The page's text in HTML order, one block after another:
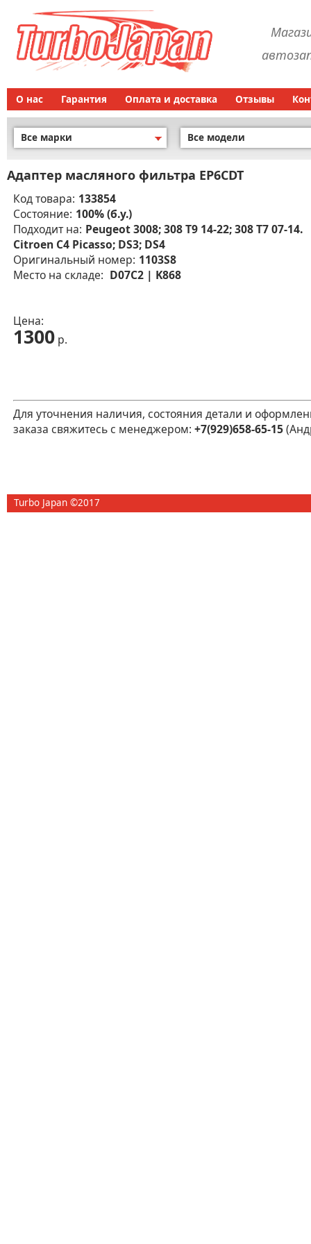
О нас Гарантия Оплата и доставка Отзывы
Все марки Все модели
Адаптер масляного фильтра EP6CDT
Код товара: 133854
Состояние: 100% (б.у.)
Подходит на: Peugeot 3008; 308 T9 14-22; 308 T7 07-14.
Citroen C4 Picasso; DS3; DS4
Оригинальный номер: 1103S8
Место на складе: D07C2 | K868
Цена:
1300 р.
Для уточнения наличия, состояния детали и
заказа свяжитесь с менеджером: +7(929)658-65-15
Turbo Japan ©2017